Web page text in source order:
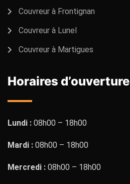
Couvreur à Frontignan
Couvreur à Lunel
Couvreur à Martigues
Horaires d’ouverture
Lundi : 08h00 – 18h00
Mardi : 08h00 – 18h00
Mercredi : 08h00 – 18h00